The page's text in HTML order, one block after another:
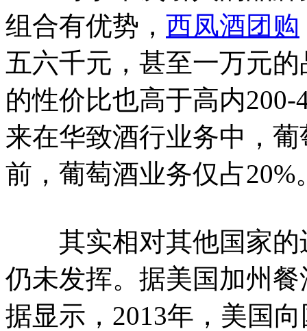
组合有优势， 西凤酒团购
五六千元，甚至一万元
的性价比也高于高内
来在华致酒行业务中，
前，葡萄酒业务仅占20%
其实相对其他国家的
仍未发挥。据美国加州餐
据显示，2013年，美国